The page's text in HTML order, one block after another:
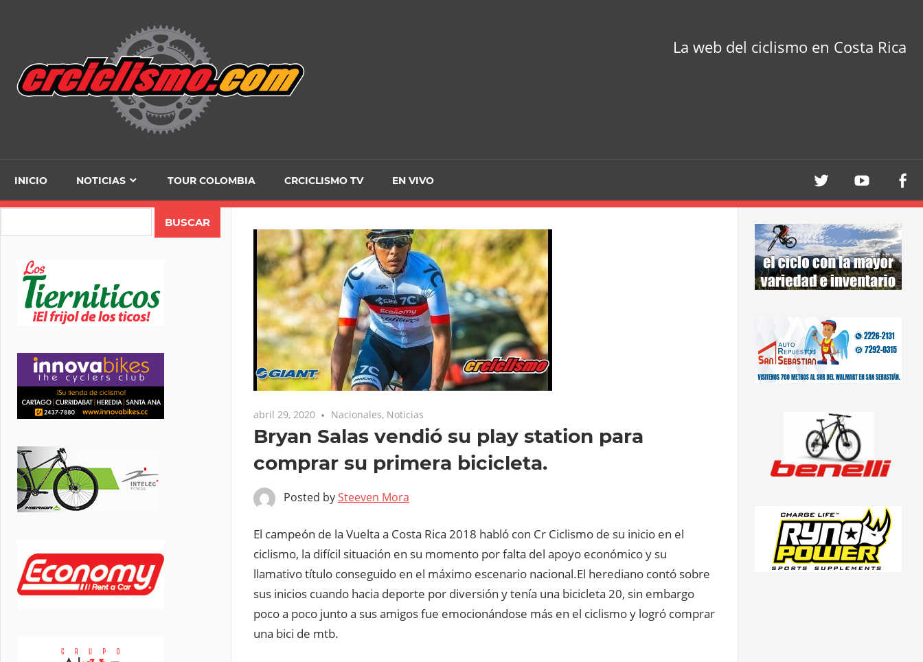
La web del ciclismo en Costa Rica
INICIO NOTICIAS TOUR COLOMBIA CRCICLISMO TV EN VIVO
abril 29, 2020 Nacionales, Noticias
Bryan Salas vendió su play station para
comprar su primera bicicleta.
Posted bySteeven Mora
El campeón de la Vuelta a Costa Rica 2018 habló con Cr Ciclismo de su inicio en el
ciclismo, la difícil situación en su momento por falta del apoyo económico y su
llamativo título conseguido en el máximo escenario nacional.El herediano contó sobre
sus inicios cuando hacia deporte por diversión y tenía una bicicleta 20, sin embargo
poco a poco junto a sus amigos fue emocionándose más en el ciclismo y logró comprar
una bici de mtb.